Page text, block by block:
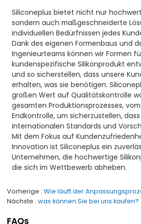
Siliconeplus bietet nicht nur
sondern auch maßgeschneiderte
individuellen Bedürfnissen jedes
Dank des eigenen Formenbaus und
Ingenieurteams können wir Formen
kundenspezifische Silikonprodukt
und so sicherstellen, dass unsere
erhalten, was sie benötigen.
großen Wert auf Qualitätskontrolle
gesamten Produktionsprozesses,
Endkontrolle, um sicherzustellen,
internationalen Standards und
Mit dem Fokus auf
Innovation ist Siliconeplus ein
Unternehmen, die hochwertige
die sich im Wettbewerb abheben.
Vorherige Wie läuft der
Nächste was können Sie bei uns kaufen?
FAQs